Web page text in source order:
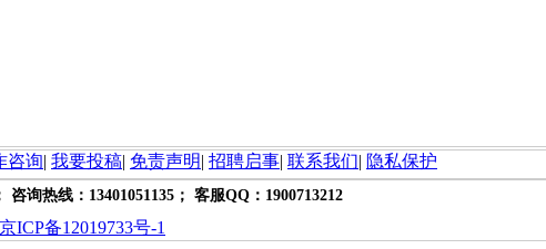
咨询| 我要投稿| 免责声明| 招聘启事| 联系我们| 隐私保护
咨询热线：13401051135； 客服QQ：1900713212
京ICP备12019733号-1